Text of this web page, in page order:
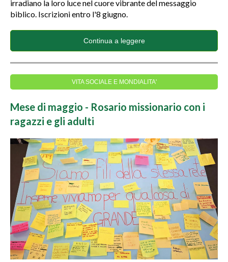
irradiano la loro luce nel cuore vibrante del messaggio
biblico. Iscrizioni entro l'8 giugno.
Continua a leggere
VITA SOCIALE E MONDIALITA'
Mese di maggio - Rosario missionario con i
ragazzi e gli adulti